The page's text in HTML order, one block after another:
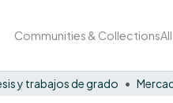
Communities & Collections
y trabajos de grado